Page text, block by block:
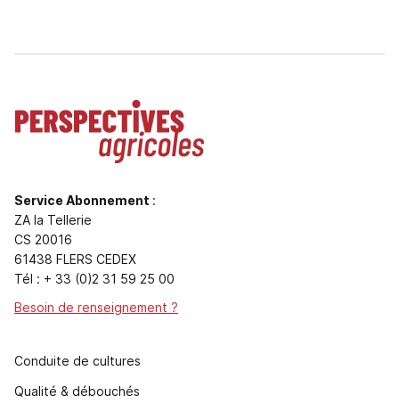
Service Abonnement :
ZA la Tellerie
CS 20016
61438 FLERS CEDEX
Tél : + 33 (0)2 31 59 25 00
Besoin de renseignement ?
Conduite de cultures
Qualité & débouchés